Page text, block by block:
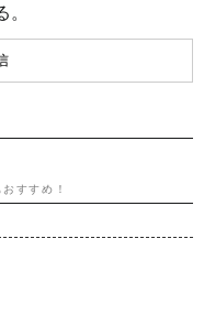
すすめ！